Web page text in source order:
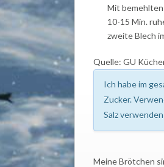
Mit
10-15 Min.
zweite Blech
Quelle: GU
Ich habe im
Zucker.
Salz
Meine Brötchen